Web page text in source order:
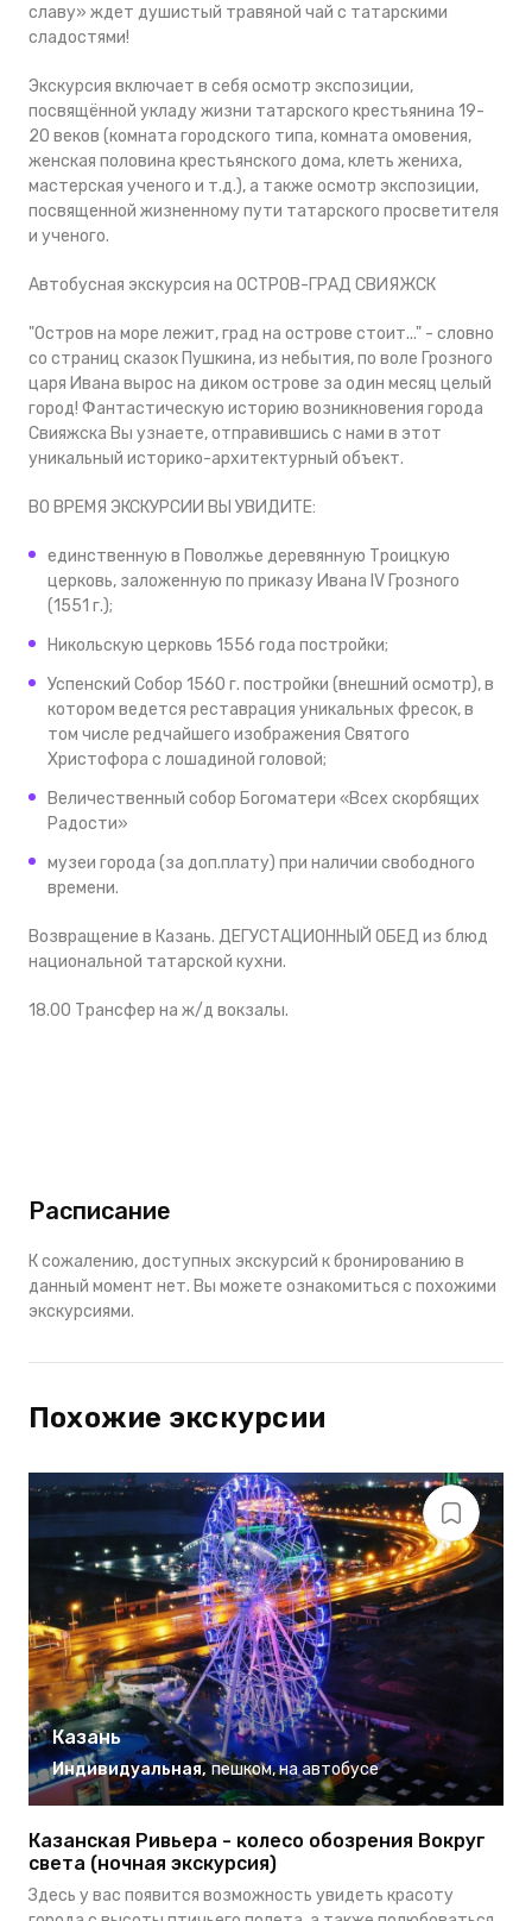
славу» ждет душистый травяной чай с татарскими
сладостями!
Экскурсия включает в себя осмотр экспозиции,
посвящённой укладу жизни татарского крестьянина 19-
20 веков (комната городского типа, комната омовения,
женская половина крестьянского дома, клеть жениха,
мастерская ученого и т.д.), а также осмотр экспозиции,
посвященной жизненному пути татарского просветителя
и ученого.
Автобусная экскурсия на ОСТРОВ-ГРАД СВИЯЖСК
"Остров на море лежит, град на острове стоит..." - словно
со страниц сказок Пушкина, из небытия, по воле Грозного
царя Ивана вырос на диком острове за один месяц целый
город! Фантастическую историю возникновения города
Свияжска Вы узнаете, отправившись с нами в этот
уникальный историко-архитектурный объект.
ВО ВРЕМЯ ЭКСКУРСИИ ВЫ УВИДИТЕ:
единственную в Поволжье деревянную Троицкую
церковь, заложенную по приказу Ивана IV Грозного
(1551 г.);
Никольскую церковь 1556 года постройки;
Успенский Собор 1560 г. постройки (внешний осмотр), в
котором ведется реставрация уникальных фресок, в
том числе редчайшего изображения Святого
Христофора с лошадиной головой;
Величественный собор Богоматери «Всех скорбящих
Радости»
музеи города (за доп.плату) при наличии свободного
времени.
Возвращение в Казань. ДЕГУСТАЦИОННЫЙ ОБЕД из блюд
национальной татарской кухни.
18.00 Трансфер на ж/д вокзалы.
Расписание
К сожалению, доступных экскурсий к бронированию в
данный момент нет. Вы можете ознакомиться с похожими
экскурсиями.
Похожие экскурсии
Казань
Индивидуальная, пешком, на автобусе
Казанская Ривьера - колесо обозрения Вокруг
света (ночная экскурсия)
Здесь у вас появится возможность увидеть красоту